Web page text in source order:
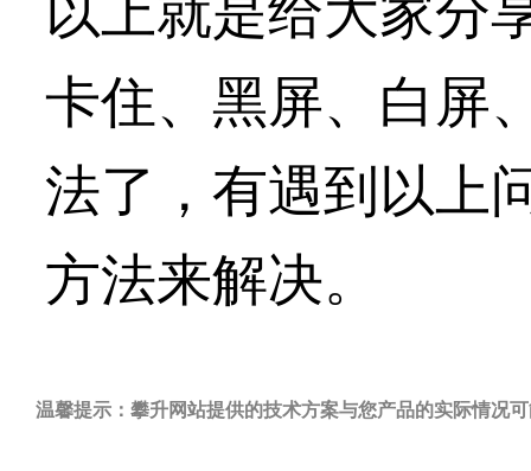
以上就是给大家分
卡住、黑屏、白屏
法了，有遇到以上
方法来解决。
温馨提示：攀升网站提供的技术方案与您产品的实际情况